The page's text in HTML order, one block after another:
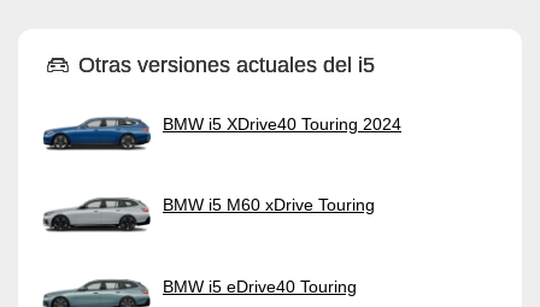
Otras versiones actuales del i5
BMW i5 XDrive40 Touring 2024
BMW i5 M60 xDrive Touring
BMW i5 eDrive40 Touring